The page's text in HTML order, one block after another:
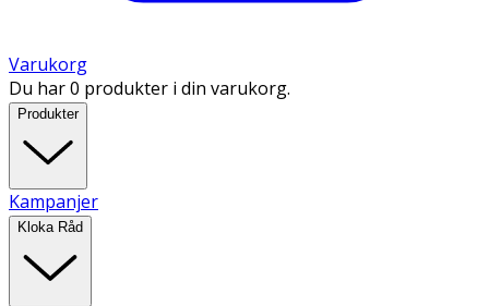
Varukorg
Du har 0 produkter i din varukorg.
Produkter
Kampanjer
Kloka Råd